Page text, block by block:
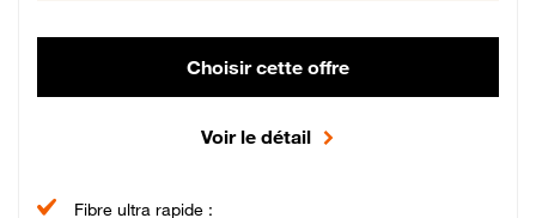
Choisir cette offre
Voir le détail
Fibre ultra rapide :